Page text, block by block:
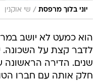
יוני בלוך מרפסת / שי אוקנין
הוא כמעט לא יושב
שנים. הדירה הראשונה
חלק אותה עם חברו